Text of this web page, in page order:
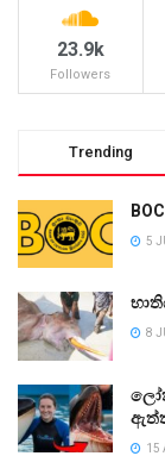
23.9k
Followers
Trending
5
8
15